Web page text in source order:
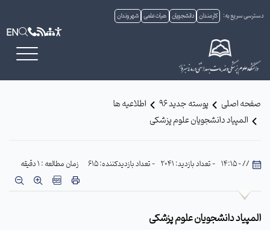
دسترسی سریع به: کارمندان دانشجویان هیات علمی شهروندان
EN
صفحه اصلی پوسته جدید 96
اطلاعیه ها
المپیاد دانشجویان علوم پزشکی
// - 14:15 - تعداد بازدید: 2041 - تعداد بازدیدکننده: 615 زمان مطالعه : 1 دقیقه
المپیاد دانشجویان علوم پزشکی